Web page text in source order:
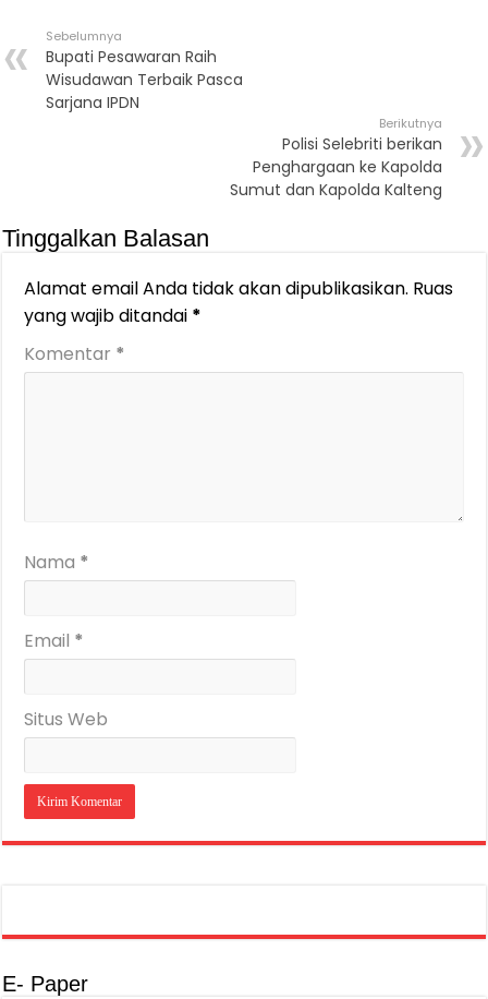
Sebelumnya
Bupati Pesawaran Raih
Wisudawan Terbaik Pasca
Sarjana IPDN
Berikutnya
Polisi Selebriti berikan
Penghargaan ke Kapolda
Sumut dan Kapolda Kalteng
Tinggalkan Balasan
Alamat email Anda tidak akan dipublikasikan. Ruas
yang wajib ditandai *
Komentar *
Nama *
Email *
Situs Web
E- Paper